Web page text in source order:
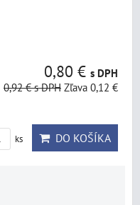
0,80 € s DPH
0,92 €s DPH Zľava 0,12 €
ks DO KOŠÍKA